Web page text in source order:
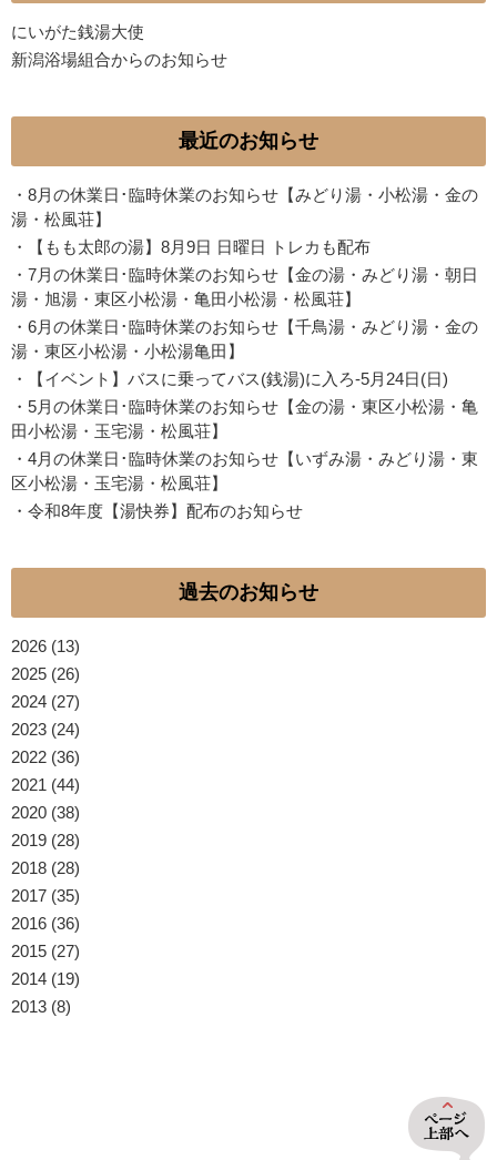
にいがた銭湯大使
新潟浴場組合からのお知らせ
最近のお知らせ
・ 8月の休業日･臨時休業のお知らせ【みどり湯・小松湯・金の
湯・松風荘】
・
【もも太郎の湯】8月9日 日曜日 トレカも配布
・ 7月の休業日･臨時休業のお知らせ【金の湯・みどり湯・朝日
湯・旭湯・東区小松湯・亀田小松湯・松風荘】
・ 6月の休業日･臨時休業のお知らせ【千鳥湯・みどり湯・金の
湯・東区小松湯・小松湯亀田】
・
【イベント】バスに乗ってバス(銭湯)に入ろ-5月24日(日)
・ 5月の休業日･臨時休業のお知らせ【金の湯・東区小松湯・亀
田小松湯・玉宅湯・松風荘】
・ 4月の休業日･臨時休業のお知らせ【いずみ湯・みどり湯・東
区小松湯・玉宅湯・松風荘】
・ 令和8年度【湯快券】配布のお知らせ
過去のお知らせ
2026 (13)
2025 (26)
2024 (27)
2023 (24)
2022 (36)
2021 (44)
2020 (38)
2019 (28)
2018 (28)
2017 (35)
2016 (36)
2015 (27)
2014 (19)
2013 (8)